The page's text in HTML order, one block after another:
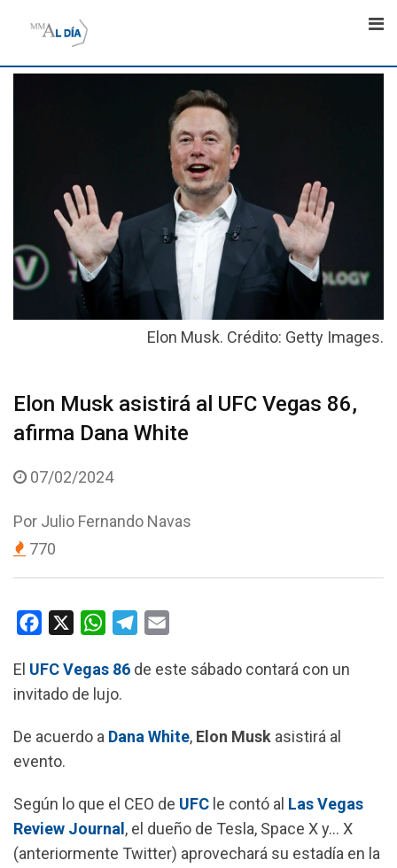
Elon Musk. Crédito: Getty Images.
Elon Musk asistirá al UFC Vegas 86,
afirma Dana White
07/02/2024
Por Julio Fernando Navas
770
c
e
o
o
k
W
a
A
l
r
m
a
El UFC Vegas 86 de este sábado contará con un
invitado de lujo.
De acuerdo a Dana White, Elon Musk asistirá al
evento.
Según lo que el CEO de UFC le contó al Las Vegas
Review Journal , el dueño de Tesla, Space X y… X
(anteriormente Twitter) aprovechará su estadía en la